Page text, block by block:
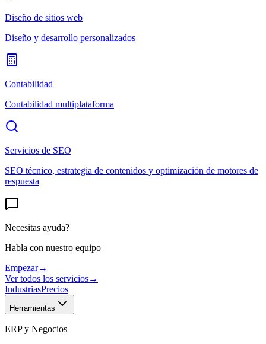
Diseño de sitios web
Diseño y desarrollo personalizados
Contabilidad
Contabilidad multiplataforma
Servicios de SEO
SEO técnico, estrategia de contenidos y optimización de motores de
respuesta
Necesitas ayuda?
Habla con nuestro equipo
Empezar→
Ver todos los servicios→
IndustriasPrecios
Herramientas
ERP y Negocios